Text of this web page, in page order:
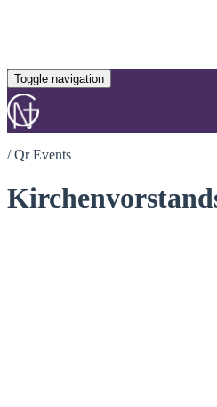
Toggle navigation
/Qr Events